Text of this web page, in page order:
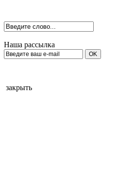
Наша рассылка
закрыть